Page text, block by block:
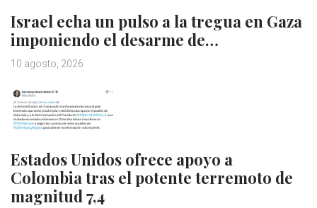
Israel echa un pulso a la tregua en Gaza
imponiendo el desarme de…
10 agosto, 2026
Estados Unidos ofrece apoyo a
Colombia tras el potente terremoto de
magnitud 7,4